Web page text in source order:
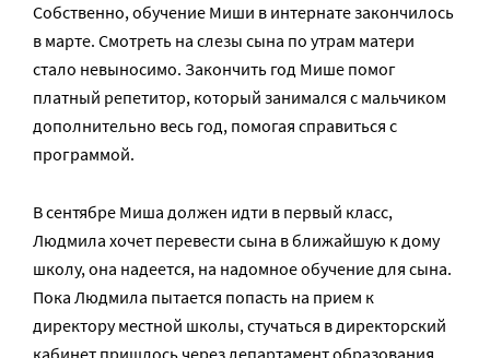
Собственно, обучение Миши в интернате закончилось
в марте. Смотреть на слезы сына по утрам матери
стало невыносимо. Закончить год Мише помог
платный репетитор, который занимался с мальчиком
дополнительно весь год, помогая справиться с
программой.
В сентябре Миша должен идти в первый класс,
Людмила хочет перевести сына в ближайшую к дому
школу, она надеется, на надомное обучение для сына.
Пока Людмила пытается попасть на прием к
директору местной школы, стучаться в директорский